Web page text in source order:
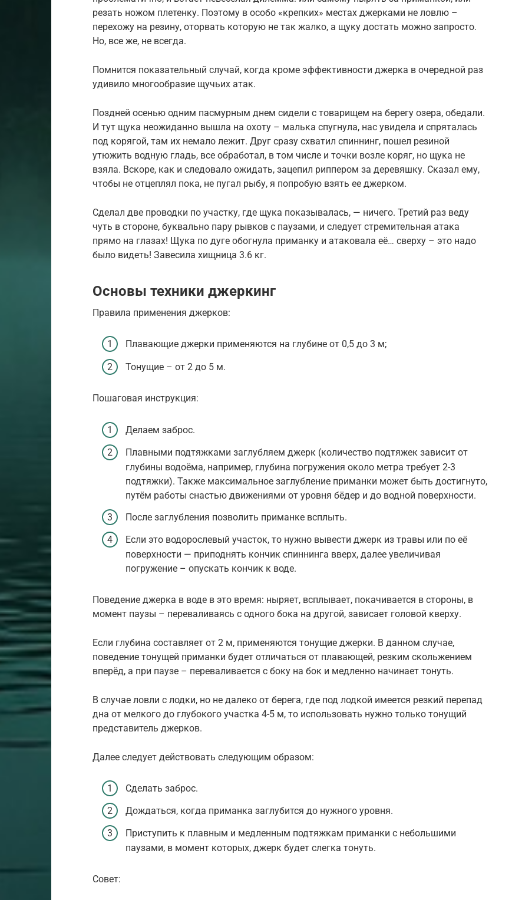
резать ножом плетенку. Поэтому в особо «крепких» местах джерками не ловлю –
перехожу на резину, оторвать которую не так жалко, а щуку достать можно запросто.
Но, все же, не всегда.
Помнится показательный случай, когда кроме эффективности джерка в очередной раз
удивило многообразие щучьих атак.
Поздней осенью одним пасмурным днем сидели с товарищем на берегу озера, обедали.
И тут щука неожиданно вышла на охоту – малька спугнула, нас увидела и спряталась
под корягой, там их немало лежит. Друг сразу схватил спиннинг, пошел резиной
утюжить водную гладь, все обработал, в том числе и точки возле коряг, но щука не
взяла. Вскоре, как и следовало ожидать, зацепил риппером за деревяшку. Сказал ему,
чтобы не отцеплял пока, не пугал рыбу, я попробую взять ее джерком.
Сделал две проводки по участку, где щука показывалась, — ничего. Третий раз веду
чуть в стороне, буквально пару рывков с паузами, и следует стремительная атака
прямо на глазах! Щука по дуге обогнула приманку и атаковала её… сверху – это надо
было видеть! Завесила хищница 3.6 кг.
Основы техники джеркинг
Правила применения джерков:
Плавающие джерки применяются на глубине от 0,5 до 3 м;
Тонущие – от 2 до 5 м.
Пошаговая инструкция:
Делаем заброс.
Плавными подтяжками заглубляем джерк (количество подтяжек зависит от
глубины водоёма, например, глубина погружения около метра требует 2-3
подтяжки). Также максимальное заглубление приманки может быть достигнуто,
путём работы снастью движениями от уровня бёдер и до водной поверхности.
После заглубления позволить приманке всплыть.
Если это водорослевый участок, то нужно вывести джерк из травы или по её
поверхности — приподнять кончик спиннинга вверх, далее увеличивая
погружение – опускать кончик к воде.
Поведение джерка в воде в это время: ныряет, всплывает, покачивается в стороны, в
момент паузы – переваливаясь с одного бока на другой, зависает головой кверху.
Если глубина составляет от 2 м, применяются тонущие джерки. В данном случае,
поведение тонущей приманки будет отличаться от плавающей, резким скольжением
вперёд, а при паузе – переваливается с боку на бок и медленно начинает тонуть.
В случае ловли с лодки, но не далеко от берега, где под лодкой имеется резкий перепад
дна от мелкого до глубокого участка 4-5 м, то использовать нужно только тонущий
представитель джерков.
Далее следует действовать следующим образом:
Сделать заброс.
Дождаться, когда приманка заглубится до нужного уровня.
Приступить к плавным и медленным подтяжкам приманки с небольшими
паузами, в момент которых, джерк будет слегка тонуть.
Совет: